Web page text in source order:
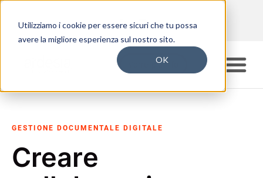
Utilizziamo i cookie per essere sicuri che tu possa
avere la migliore esperienza sul nostro sito.
OK
Vorrei più info
GESTIONE DOCUMENTALE DIGITALE
Creare